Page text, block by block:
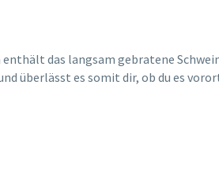
das langsam gebratene
überlässt es somit dir, ob du es